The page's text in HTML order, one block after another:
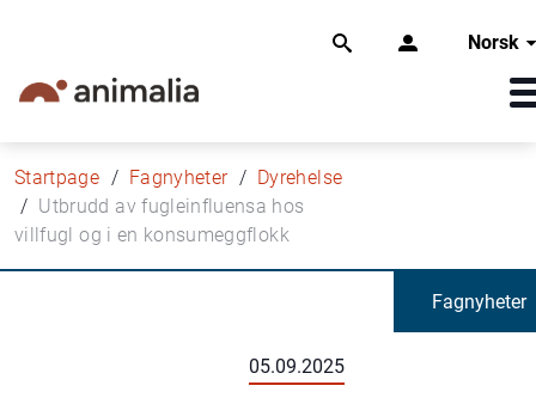
Norsk
Startpage Fagnyheter
Dyrehelse
Utbrudd av fugleinfluensa hos
villfugl og i en konsumeggflokk
Fagnyheter
05.09.2025